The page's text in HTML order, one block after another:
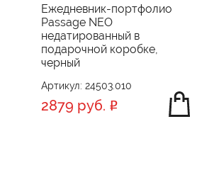
Ежедневник-портфолио
Passage NEO
недатированный в
подарочной коробке,
черный
Артикул: 24503.010
2879 руб.